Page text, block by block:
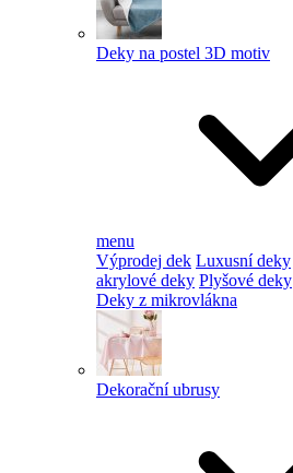
Deky na postel 3D motiv
menu
Výprodej dek Luxusní deky
akrylové deky Plyšové deky
Deky z mikrovlákna
Dekorační ubrusy